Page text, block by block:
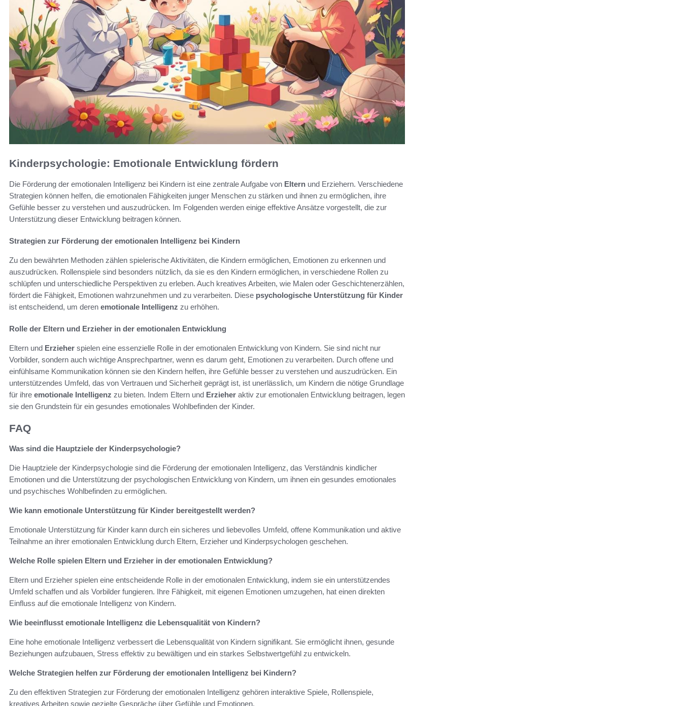
Kinderpsychologie: Emotionale Entwicklung fördern
Die Förderung der emotionalen Intelligenz bei Kindern ist eine zentrale Aufgabe von Eltern und Erziehern. Verschiedene
Strategien können helfen, die emotionalen Fähigkeiten junger Menschen zu stärken und ihnen zu ermöglichen, ihre
Gefühle besser zu verstehen und auszudrücken. Im Folgenden werden einige effektive Ansätze vorgestellt, die zur
Unterstützung dieser Entwicklung beitragen können.
Strategien zur Förderung der emotionalen Intelligenz bei Kindern
Zu den bewährten Methoden zählen spielerische Aktivitäten, die Kindern ermöglichen, Emotionen zu erkennen und
auszudrücken. Rollenspiele sind besonders nützlich, da sie es den Kindern ermöglichen, in verschiedene Rollen zu
schlüpfen und unterschiedliche Perspektiven zu erleben. Auch kreatives Arbeiten, wie Malen oder Geschichtenerzählen,
fördert die Fähigkeit, Emotionen wahrzunehmen und zu verarbeiten. Diese psychologische Unterstützung für Kinder
ist entscheidend, um deren emotionale Intelligenz zu erhöhen.
Rolle der Eltern und Erzieher in der emotionalen Entwicklung
Eltern und Erzieher spielen eine essenzielle Rolle in der emotionalen Entwicklung von Kindern. Sie sind nicht nur
Vorbilder, sondern auch wichtige Ansprechpartner, wenn es darum geht, Emotionen zu verarbeiten. Durch offene und
einfühlsame Kommunikation können sie den Kindern helfen, ihre Gefühle besser zu verstehen und auszudrücken. Ein
unterstützendes Umfeld, das von Vertrauen und Sicherheit geprägt ist, ist unerlässlich, um Kindern die nötige Grundlage
für ihre emotionale Intelligenz zu bieten. Indem Eltern und Erzieher aktiv zur emotionalen Entwicklung beitragen, legen
sie den Grundstein für ein gesundes emotionales Wohlbefinden der Kinder.
FAQ
Was sind die Hauptziele der Kinderpsychologie?
Die Hauptziele der Kinderpsychologie sind die Förderung der emotionalen Intelligenz, das Verständnis kindlicher
Emotionen und die Unterstützung der psychologischen Entwicklung von Kindern, um ihnen ein gesundes emotionales
und psychisches Wohlbefinden zu ermöglichen.
Wie kann emotionale Unterstützung für Kinder bereitgestellt werden?
Emotionale Unterstützung für Kinder kann durch ein sicheres und liebevolles Umfeld, offene Kommunikation und aktive
Teilnahme an ihrer emotionalen Entwicklung durch Eltern, Erzieher und Kinderpsychologen geschehen.
Welche Rolle spielen Eltern und Erzieher in der emotionalen Entwicklung?
Eltern und Erzieher spielen eine entscheidende Rolle in der emotionalen Entwicklung, indem sie ein unterstützendes
Umfeld schaffen und als Vorbilder fungieren. Ihre Fähigkeit, mit eigenen Emotionen umzugehen, hat einen direkten
Einfluss auf die emotionale Intelligenz von Kindern.
Wie beeinflusst emotionale Intelligenz die Lebensqualität von Kindern?
Eine hohe emotionale Intelligenz verbessert die Lebensqualität von Kindern signifikant. Sie ermöglicht ihnen, gesunde
Beziehungen aufzubauen, Stress effektiv zu bewältigen und ein starkes Selbstwertgefühl zu entwickeln.
Welche Strategien helfen zur Förderung der emotionalen Intelligenz bei Kindern?
Zu den effektiven Strategien zur Förderung der emotionalen Intelligenz gehören interaktive Spiele, Rollenspiele,
kreatives Arbeiten sowie gezielte Gespräche über Gefühle und Emotionen.